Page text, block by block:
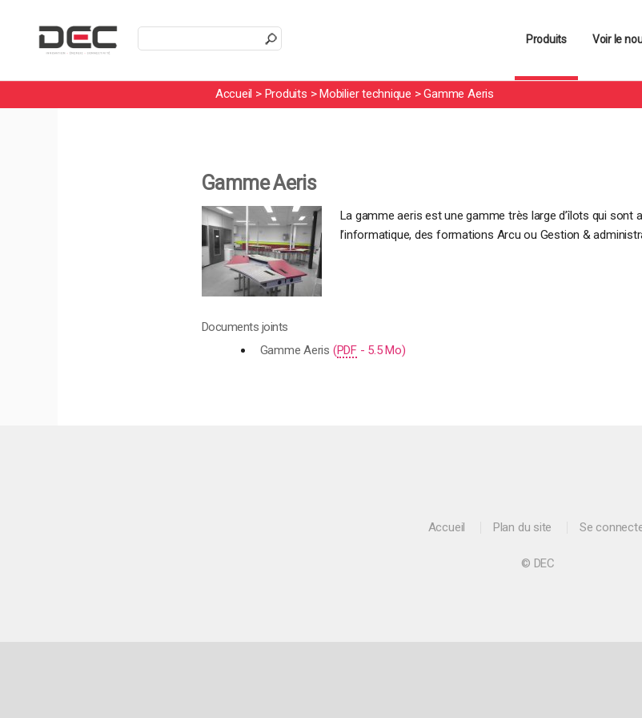
Produits Voir le
Accueil > Produits >Mobilier technique >Gamme Aeris
Gamme Aeris
La gamme aeris est une gamme très large d’îlots qui sont
l’informatique, des formations Arcu ou Gestion &
Documents joints
Gamme Aeris (PDF- 5.5 Mo)
Accueil Plan du site Se
© DEC